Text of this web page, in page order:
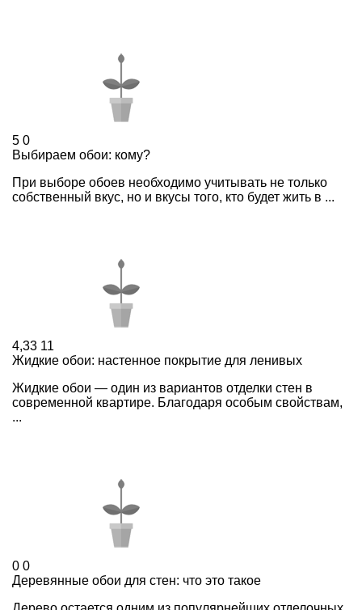
5 0
Выбираем обои: кому?
При выборе обоев необходимо учитывать не только
собственный вкус, но и вкусы того, кто будет жить в ...
4,33 11
Жидкие обои: настенное покрытие для ленивых
Жидкие обои — один из вариантов отделки стен в
современной квартире. Благодаря особым свойствам,
...
0 0
Деревянные обои для стен: что это такое